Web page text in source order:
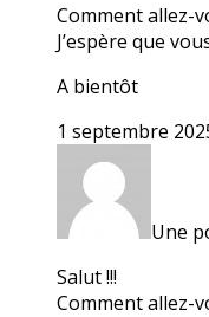
Comment allez-
J’espère que
A bientôt
1 septembre
Une
Salut !!!
Comment allez-